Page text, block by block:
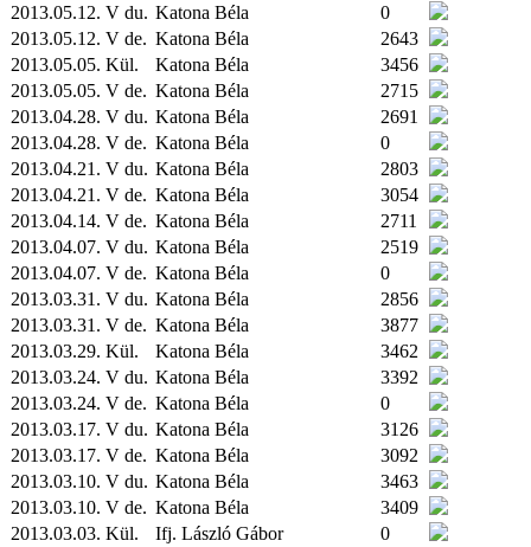
2013.05.12. V du. Katona Béla
0
2013.05.12. V de. Katona Béla
2643
2013.05.05. Kül. Katona Béla
3456
2013.05.05. V de. Katona Béla
2715
2013.04.28. V du. Katona Béla
2691
2013.04.28. V de. Katona Béla
0
2013.04.21. V du. Katona Béla
2803
2013.04.21. V de. Katona Béla
3054
2013.04.14. V de. Katona Béla
2711
2013.04.07. V du. Katona Béla
2519
2013.04.07. V de. Katona Béla
0
2013.03.31. V du. Katona Béla
2856
2013.03.31. V de. Katona Béla
3877
2013.03.29. Kül. Katona Béla
3462
2013.03.24. V du. Katona Béla
3392
2013.03.24. V de. Katona Béla
0
2013.03.17. V du. Katona Béla
3126
2013.03.17. V de. Katona Béla
3092
2013.03.10. V du. Katona Béla
3463
2013.03.10. V de. Katona Béla
3409
2013.03.03. Kül. Ifj. László Gábor
0